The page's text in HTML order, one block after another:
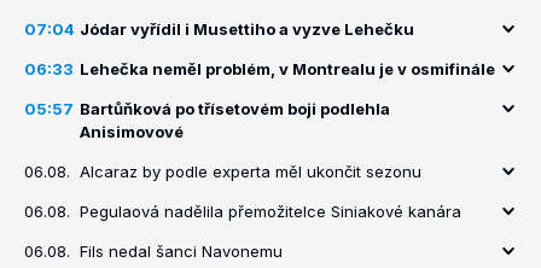
07:04 Jódar vyřídil i Musettiho a vyzve Lehečku
06:33 Lehečka neměl problém, v Montrealu je v osmifinále
05:57 Bartůňková po třísetovém boji podlehla
Anisimovové
06.08. Alcaraz by podle experta měl ukončit sezonu
06.08. Pegulaová nadělila přemožitelce Siniakové kanára
06.08. Fils nedal šanci Navonemu